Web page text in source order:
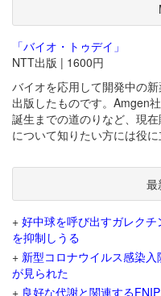
「バイオ・トゥデイ」
NTT出版 | 1600円
バイオを応用して開発中の
出版したものです。Amgen
誕生までの道のりなど、現
について知りたい方には役
最
+ 好中球を呼び出すガレク
を抑制しうる
+ 新型コロナウイルス感染
が見られた
+ 良好な代謝と関連する